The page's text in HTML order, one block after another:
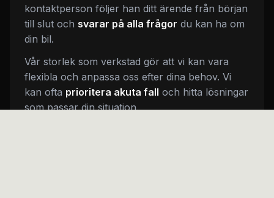
kontaktperson följer han ditt ärende från början
till slut och svarar på alla frågor du kan ha om
din bil.
Vår storlek som verkstad gör att vi kan vara
flexibla och anpassa oss efter dina behov. Vi
kan ofta prioritera akuta fall och hitta lösningar
som passar din situation.